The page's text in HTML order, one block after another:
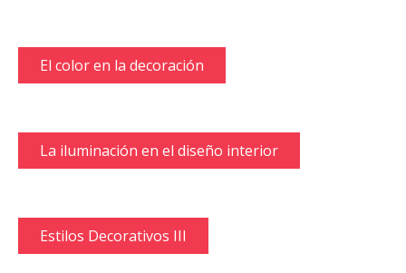
El color en la decoración
La iluminación en el diseño interior
Estilos Decorativos III